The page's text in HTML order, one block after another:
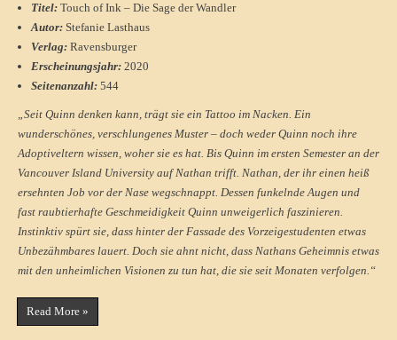
Titel: Touch of Ink – Die Sage der Wandler
Autor: Stefanie Lasthaus
Verlag: Ravensburger
Erscheinungsjahr: 2020
Seitenanzahl: 544
„Seit Quinn denken kann, trägt sie ein Tattoo im Nacken. Ein
wunderschönes, verschlungenes Muster – doch weder Quinn noch ihre
Adoptiveltern wissen, woher sie es hat. Bis Quinn im ersten Semester an der
Vancouver Island University auf Nathan trifft. Nathan, der ihr einen heiß
ersehnten Job vor der Nase wegschnappt. Dessen funkelnde Augen und
fast raubtierhafte Geschmeidigkeit Quinn unweigerlich faszinieren.
Instinktiv spürt sie, dass hinter der Fassade des Vorzeigestudenten etwas
Unbezähmbares lauert. Doch sie ahnt nicht, dass Nathans Geheimnis etwas
mit den unheimlichen Visionen zu tun hat, die sie seit Monaten verfolgen.“
Read More »